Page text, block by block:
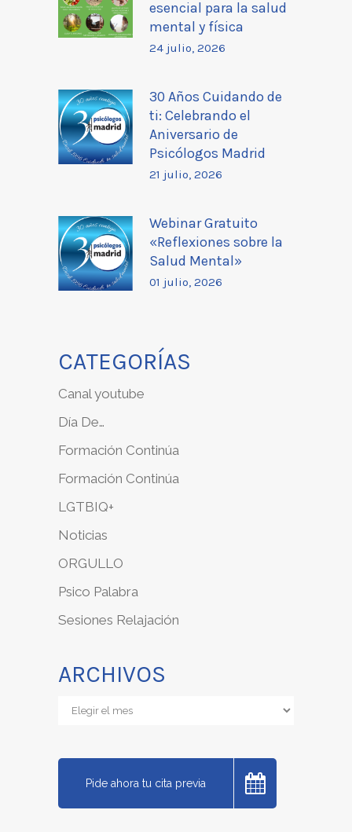
esencial para la salud
mental y física
24 julio, 2026
30 Años Cuidando de
ti: Celebrando el
Aniversario de
Psicólogos Madrid
21 julio, 2026
Webinar Gratuito
«Reflexiones sobre la
Salud Mental»
01 julio, 2026
CATEGORÍAS
Canal youtube
Día De…
Formación Continúa
Formación Continúa
LGTBIQ+
Noticias
ORGULLO
Psico Palabra
Sesiones Relajación
ARCHIVOS
Archivos
Pide ahora tu cita previa